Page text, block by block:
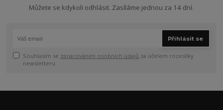
Můžete se kdykoli odhlásit. Zasíláme jednou za 14 dní.
Přihlásit se
Souhlasím se zpracováním osobních údajů za účelem rozesílky
newsletteru.